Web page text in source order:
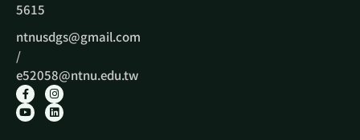
5615
ntnusdgs@gmail.com
/
e52058@ntnu.edu.tw